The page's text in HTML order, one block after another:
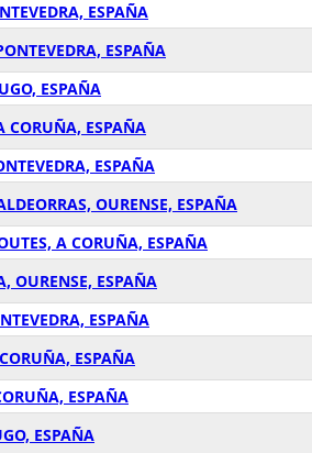
ESPAÑA
ESPAÑA
ESPAÑA
CORUÑA, ESPAÑA
ESPAÑA
OURENSE, ESPAÑA
A CORUÑA, ESPAÑA
OURENSE, ESPAÑA
ESPAÑA
ESPAÑA
ESPAÑA
ESPAÑA